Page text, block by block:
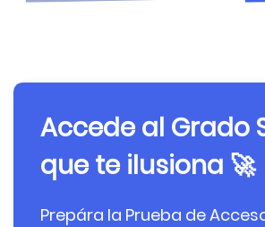
Accede al Grado
que te ilusiona 🚀
Prepára la Prueba de